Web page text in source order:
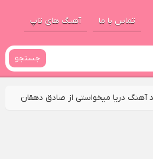
تماس با ما آهنگ های تاپ
جستجو
آهنگ دریا میخواستی از صادق دهقان